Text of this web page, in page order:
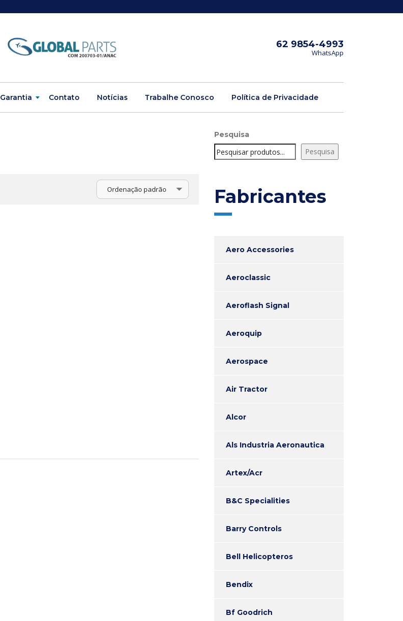
62 9854-4993
WhatsApp
Garantia Contato Notícias Trabalhe Conosco Política de Privacidade
Ordenação padrão
Pesquisa
Pesquisa
Fabricantes
Aero Accessories
Aeroclassic
Aeroflash Signal
Aeroquip
Aerospace
Air Tractor
Alcor
Als Industria Aeronautica
Artex/Acr
B&C Specialities
Barry Controls
Bell Helicopteros
Bendix
Bf Goodrich